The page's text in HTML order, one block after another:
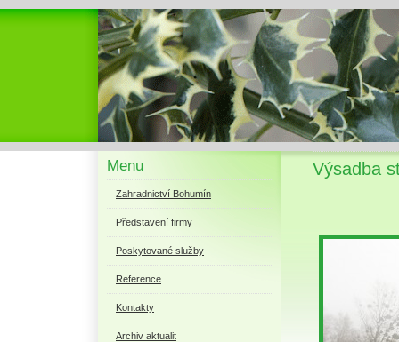
Menu
Zahradnictví Bohumín
Představení firmy
Poskytované služby
Reference
Kontakty
Archiv aktualit
Výsadba